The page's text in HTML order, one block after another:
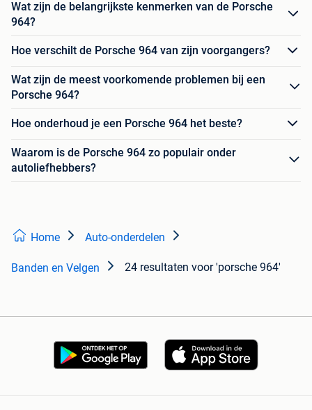
Wat zijn de belangrijkste kenmerken van de Porsche
964?
Hoe verschilt de Porsche 964 van zijn voorgangers?
Wat zijn de meest voorkomende problemen bij een
Porsche 964?
Hoe onderhoud je een Porsche 964 het beste?
Waarom is de Porsche 964 zo populair onder
autoliefhebbers?
Home Auto-onderdelen
Banden en Velgen 24 resultaten voor 'porsche 964'